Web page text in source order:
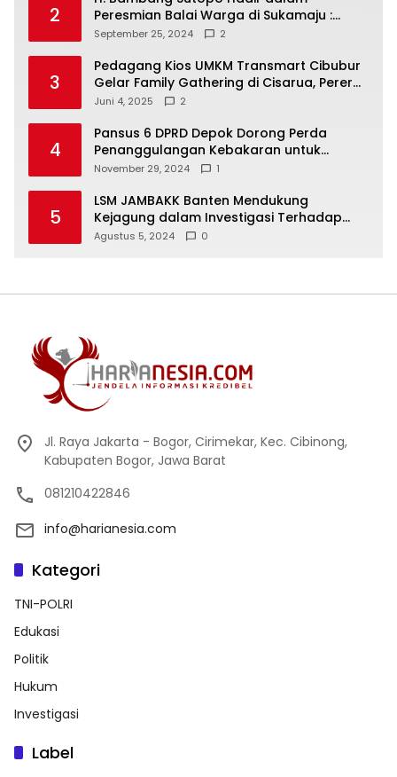
2
Peresmian Balai Warga di Sukamaju :
Wadah Baru untuk Kolaborasi dan
September 25, 2024 2
3
Pedagang Kios UMKM Transmart Cibubur
Gelar Family Gathering di Cisarua, Pererat
Silaturahmi dan Kekompakan
Juni 4, 2025 2
4
Pansus 6 DPRD Depok Dorong Perda
Penanggulangan Kebakaran untuk
Keselamatan Warga
November 29, 2024 1
5
LSM JAMBAKK Banten Mendukung
Kejagung dalam Investigasi Terhadap
Walikota Bandar Lampung
Agustus 5, 2024 0
Jl. Raya Jakarta - Bogor, Cirimekar, Kec. Cibinong,
Kabupaten Bogor, Jawa Barat
081210422846
info@harianesia.com
Kategori
TNI-POLRI
Edukasi
Politik
Hukum
Investigasi
Label